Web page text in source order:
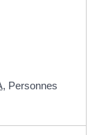
, Personnes